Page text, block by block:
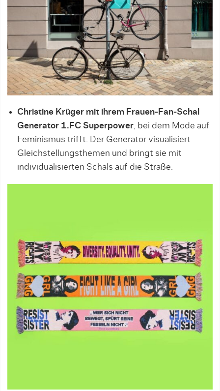
Christine Krüger mit ihrem Frauen-Fan-Schal
Generator 1.FC Superpower, bei dem Mode auf
Feminismus trifft. Der Generator visualisiert
Gleichstellungsthemen und bringt sie mit
individualisierten Schals auf die Straße.